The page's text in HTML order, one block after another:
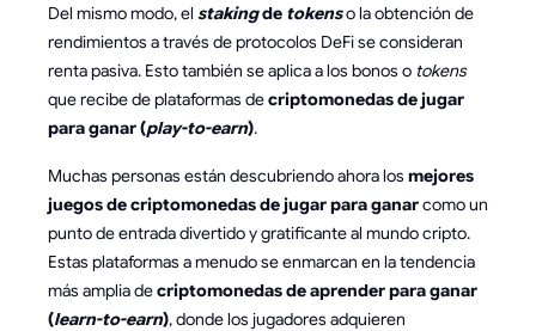
Del mismo modo, el stakingde tokenso la obtención de
rendimientos a través de protocolos DeFi se consideran
renta pasiva. Esto también se aplica a los bonos o tokens
que recibe de plataformas decriptomonedas de jugar
para ganar (play-to-earn).
Muchas personas están descubriendo ahora los mejores
juegos de criptomonedas de jugar para ganarcomo un
punto de entrada divertido y gratificante al mundo cripto.
Estas plataformas a menudo se enmarcan en la tendencia
más amplia decriptomonedas de aprender para ganar
(learn-to-earn), donde los jugadores adquieren